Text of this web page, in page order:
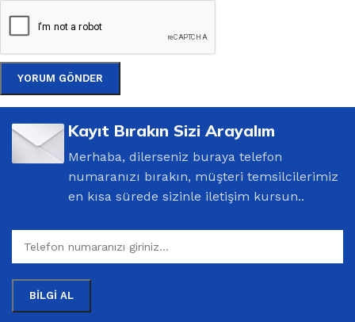
Kayıt Bırakın Sizi Arayalım
Merhaba, dilerseniz buraya telefon
numaranızı bırakın, müşteri temsilcilerimiz
en kısa sürede sizinle iletişim kursun..